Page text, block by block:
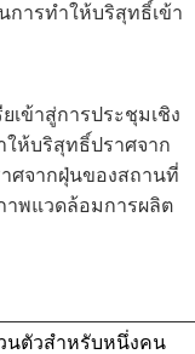
ารทำให้บริสุทธิ์เข้า
เข้าสู่การประชุมเชิง
ให้บริสุทธิ์ปราศจาก
ศจากฝุ่นของสถานที่
พแวดล้อมการผลิต
นตัวสำหรับหนึ่งคน